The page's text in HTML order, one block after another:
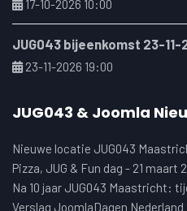
17-10-2026 10:00
JUG043 bijeenkomst 23-11-
23-11-2026 19:00
JUG043 & Joomla
Nieuwe locatie JUG043
Pizza, JUG & Fun dag - 21 maart
Na 10 jaar JUG043 Maastricht:
Verslag JoomlaDagen Nederland